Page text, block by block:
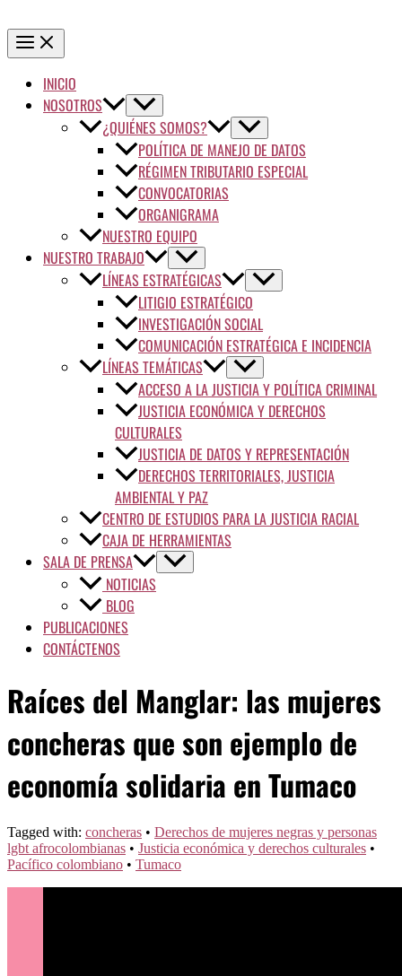
INICIO
NOSOTROS
¿QUIÉNES SOMOS?
POLÍTICA DE MANEJO DE DATOS
RÉGIMEN TRIBUTARIO ESPECIAL
CONVOCATORIAS
ORGANIGRAMA
NUESTRO EQUIPO
NUESTRO TRABAJO
LÍNEAS ESTRATÉGICAS
LITIGIO ESTRATÉGICO
INVESTIGACIÓN SOCIAL
COMUNICACIÓN ESTRATÉGICA E INCIDENCIA
LÍNEAS TEMÁTICAS
ACCESO A LA JUSTICIA Y POLÍTICA CRIMINAL
JUSTICIA ECONÓMICA Y DERECHOS
CULTURALES
JUSTICIA DE DATOS Y REPRESENTACIÓN
DERECHOS TERRITORIALES, JUSTICIA
AMBIENTAL Y PAZ
CENTRO DE ESTUDIOS PARA LA JUSTICIA RACIAL
CAJA DE HERRAMIENTAS
SALA DE PRENSA
NOTICIAS
BLOG
PUBLICACIONES
CONTÁCTENOS
Raíces del Manglar: las mujeres
concheras que son ejemplo de
economía solidaria en Tumaco
Tagged with: concheras • Derechos de mujeres negras y personas
lgbt afrocolombianas • Justicia económica y derechos culturales •
Pacífico colombiano • Tumaco